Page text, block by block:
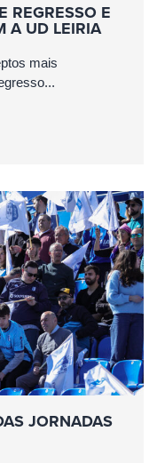
REGRESSO E
A UD LEIRIA
mais
JORNADAS